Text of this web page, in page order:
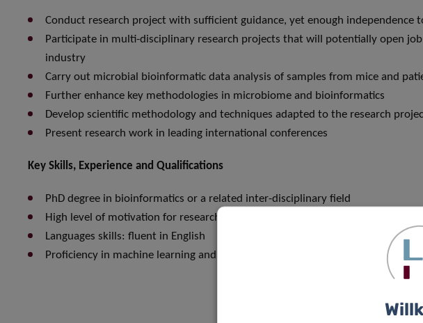
Conduct research project with sufficient guidance, yet enough independence
Participate in multi-disciplinary research projects that will potentially open
industry
Carry out microbial bioinformatic data analysis of samples from mice and
Further enhance key methodologies in microbiome and bioinformatics
Develop scientific methodology and techniques adapted to the research
Present research work in leading international conferences
Key Skills, Experience and Qualifications
PhD degree in bioinformatics or a related inter-disciplinary field
High level of motivation for research, attention to detail, scientific creativity,
Languages skills: fluent in English
Proficiency in machine learning and large omics data analysis is preferred.